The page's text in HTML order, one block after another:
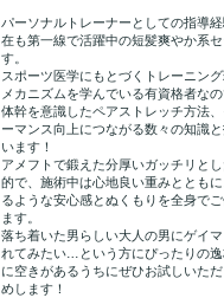
パーソナルトレーナーとしての指導
在も第一線で活躍中の短髪爽やか系
す。
スポーツ医学にもとづくトレーニン
メカニズムを学んでいる有資格者な
体幹を意識したペアストレッチ方法
ーマンス向上につながる数々の知識
います！
アメフトで鍛えた分厚いガッチリと
的で、施術中は心地良い重みととも
るような安心感とぬくもりを全身で
ます。
落ち着いた男らしい大人の男にゲイ
れてみたい…という方にぴったりの
に空きがあるうちにぜひお試しいた
めします！